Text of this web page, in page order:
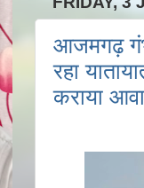
आजमगढ़
रहा
कराया